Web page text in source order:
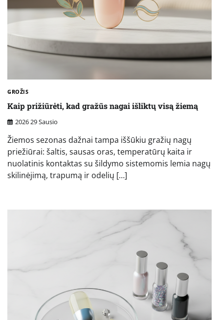
GROŽIS
Kaip prižiūrėti, kad gražūs nagai išliktų visą žiemą
2026 29 Sausio
Žiemos sezonas dažnai tampa iššūkiu gražių nagų
priežiūrai: šaltis, sausas oras, temperatūrų kaita ir
nuolatinis kontaktas su šildymo sistemomis lemia nagų
skilinėjimą, trapumą ir odelių […]